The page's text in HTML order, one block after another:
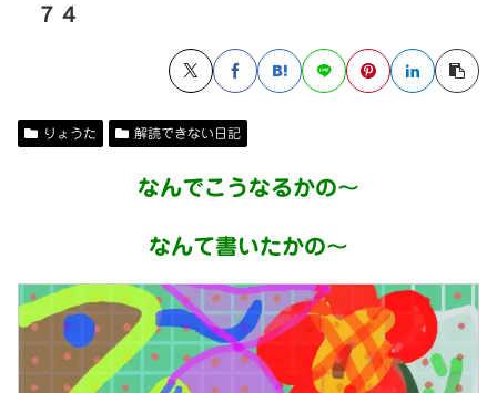
７４
りょうた 解読できない日記
なんでこうなるかの～
なんて書いたかの～